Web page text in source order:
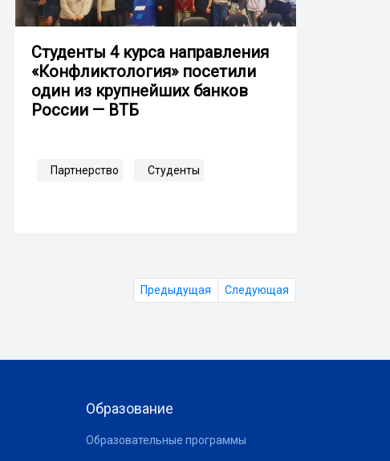
Студенты 4 курса направления
«Конфликтология» посетили
один из крупнейших банков
России — ВТБ
Партнерство Студенты
Предыдущая Следующая
Образование
Образовательные программы